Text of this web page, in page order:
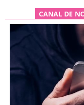
CANAL DE